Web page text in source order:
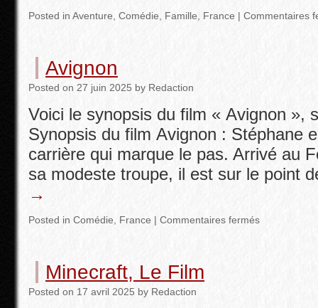
Posted in Aventure Comédie Famille France | Commentaires
Avignon
Posted on 27 juin 2025 by Redaction
Voici le synopsis du film « Avignon »,
Synopsis du film Avignon : Stéphane
carrière qui marque le pas. Arrivé au
sa modeste troupe, il est sur le point
→
Posted in Comédie France | Commentaires fermés
Minecraft, Le Film
Posted on 17 avril 2025 by Redaction